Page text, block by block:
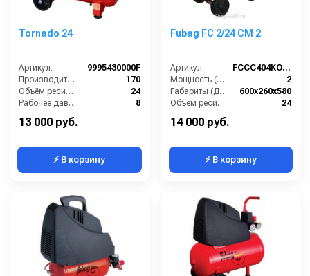
Tornаdo 24
Артикул:
9995430000F
Производительность (л/мин):
170
Объём ресивера (л):
24
Рабочее давление (бар):
8
13 000 руб.
⚡ В корзину
Fubag FC 2/24 CM 2
Артикул:
FCCC404KOA617
Мощность (л/с):
2
Габариты (ДхШхВ):
600х260х580
Объём ресивера (л):
24
14 000 руб.
⚡ В корзину